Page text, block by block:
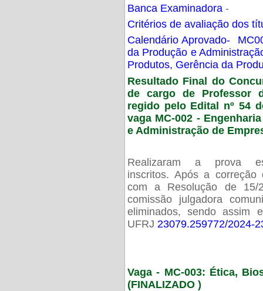
Banca Examinadora -
Critérios de avaliação dos
Calendário Aprovado-
da Produção e
Produtos, Gerência da
Resultado Final do
de cargo de Professor
regido pelo Edital nº 54
vaga MC-002 -
e Administração de
Realizaram a prova
inscritos. Após a
com a Resolução de 15/
comissão julgadora
eliminados, sendo assim
UFRJ 23079.259772/2024-
Vaga - MC-003: Ética,
(FINALIZADO )